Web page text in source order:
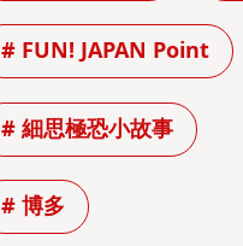
# FUN! JAPAN Point
# 細思極恐小故事
# 博多